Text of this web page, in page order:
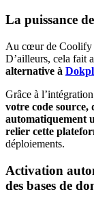
La puissance
Au cœur de Coolify
D’ailleurs, cela fait
alternative à
Grâce à
votre code source,
automatiquement
relier cette
déploiements.
Activation
des bases de